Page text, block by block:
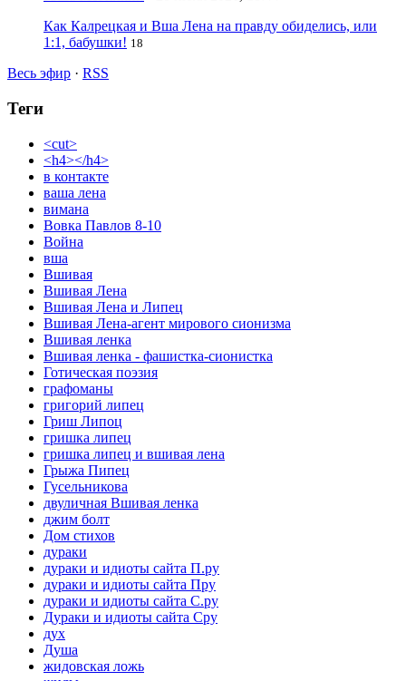
Как Калрецкая и Вша Лена на правду обиделись, или
1:1, бабушки! 18
Весь эфир · RSS
Теги
<cut>
<h4></h4>
в контакте
ваша лена
вимана
Вовка Павлов 8-10
Война
вша
Вшивая
Вшивая Лена
Вшивая Лена и Липец
Вшивая Лена-агент мирового сионизма
Вшивая ленка
Вшивая ленка - фашистка-сионистка
Готическая поэзия
графоманы
григорий липец
Гриш Липоц
гришка липец
гришка липец и вшивая лена
Грыжа Пипец
Гусельникова
двуличная Вшивая ленка
джим болт
Дом стихов
дураки
дураки и идиоты сайта П.ру
дураки и идиоты сайта Пру
дураки и идиоты сайта С.ру
Дураки и идиоты сайта Сру
дух
Душа
жидовская ложь